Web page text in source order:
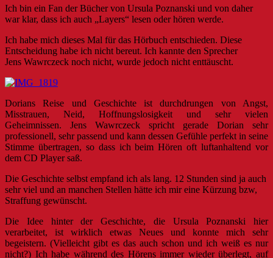
Ich bin ein Fan der Bücher von Ursula Poznanski und von daher
war klar, dass ich auch „Layers“ lesen oder hören werde.
Ich habe mich dieses Mal für das Hörbuch entschieden. Diese
Entscheidung habe ich nicht bereut. Ich kannte den Sprecher
Jens Wawrczeck noch nicht, wurde jedoch nicht enttäuscht.
Dorians Reise und Geschichte ist durchdrungen von Angst,
Misstrauen, Neid, Hoffnungslosigkeit und sehr vielen
Geheimnissen. Jens Wawrczeck spricht gerade Dorian sehr
professionell, sehr passend und kann dessen Gefühle perfekt in seine
Stimme übertragen, so dass ich beim Hören oft luftanhaltend vor
dem CD Player saß.
Die Geschichte selbst empfand ich als lang. 12 Stunden sind ja auch
sehr viel und an manchen Stellen hätte ich mir eine Kürzung bzw,
Straffung gewünscht.
Die Idee hinter der Geschichte, die Ursula Poznanski hier
verarbeitet, ist wirklich etwas Neues und konnte mich sehr
begeistern. (Vielleicht gibt es das auch schon und ich weiß es nur
nicht?) Ich habe während des Hörens immer wieder überlegt, auf